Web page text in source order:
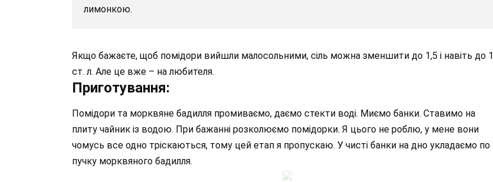
лимонкою.
Якщо бажаєте, щоб помідори вийшли малосольними, сіль можна зменшити до 1,5 і навіть до 1
ст. л. Але це вже – на любителя.
Приготування:
Помідори та морквяне бадилля промиваємо, даємо стекти воді. Миємо банки. Ставимо на
плиту чайник із водою. При бажанні розколюємо помідорки. Я цього не роблю, у мене вони
чомусь все одно тріскаються, тому цей етап я пропускаю. У чисті банки на дно укладаємо по
пучку морквяного бадилля.